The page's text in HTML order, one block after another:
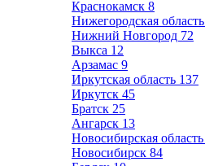
Краснокамск 8
Нижегородская область
Нижний Новгород 72
Выкса 12
Арзамас 9
Иркутская область 137
Иркутск 45
Братск 25
Ангарск 13
Новосибирская область
Новосибирск 84